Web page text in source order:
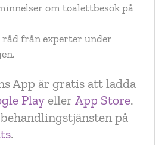
om toalettbesök på
råd från experter under
App är gratis att ladda
Play ellerApp Store.
på
.